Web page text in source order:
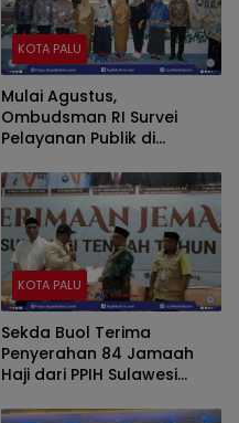
KOTA PALU
Mulai Agustus,
Ombudsman RI Survei
Pelayanan Publik di
Tengah
KOTA PALU
Sekda Buol Terima
Penyerahan 84 Jamaah
Haji dari PPIH Sulawesi